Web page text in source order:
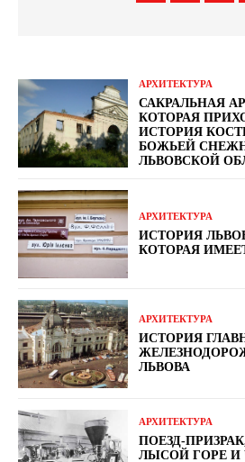
АРХИТЕКТУРА
САКРАЛЬНАЯ
КОТОРАЯ
ИСТОРИЯ
БОЖЬЕЙ
ЛЬВОВСКОЙ
АРХИТЕКТУРА
ИСТОРИЯ
КОТОРАЯ
АРХИТЕКТУРА
ИСТОРИЯ
ЛЬВОВА
АРХИТЕКТУРА
ПОЕЗД-
ЛЫСОЙ ГОРЕ И